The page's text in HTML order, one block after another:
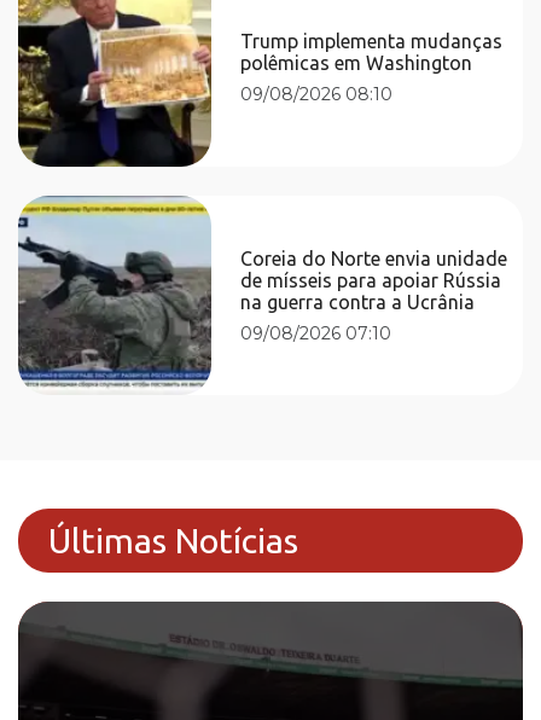
Trump implementa mudanças
polêmicas em Washington
09/08/2026 08:10
Coreia do Norte envia unidade
de mísseis para apoiar Rússia
na guerra contra a Ucrânia
09/08/2026 07:10
Últimas Notícias